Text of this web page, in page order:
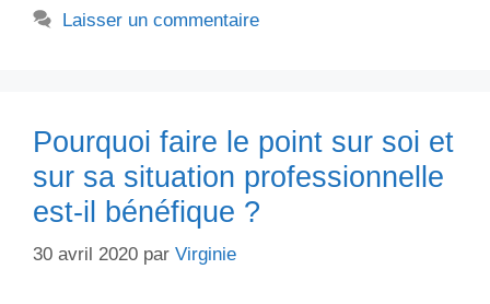
Laisser un commentaire
Pourquoi faire le point sur soi et
sur sa situation professionnelle
est-il bénéfique ?
30 avril 2020 par Virginie